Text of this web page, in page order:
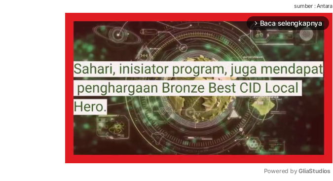
sumber : Antara
arrow_forward_ios Baca selengkapnya
Powered by GliaStudios